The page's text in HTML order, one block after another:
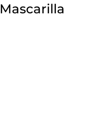
Mascarilla